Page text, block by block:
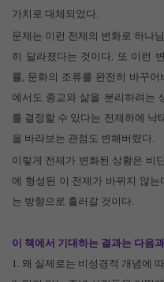
가치로 대체되었다
문제는 이런 전제의 변화로 하나
히 달라졌다는 것이다
또 이런
률 문화의 조류를 완전히 바꾸어
에서도 종교와 삶을 분리하려는
를 결정할 수 있다는 전제하에 낙
을 바라보는 관점도 변해버렸다
이렇게 전제가 변화된 상황은 비
에 형성된 이 전제가 바뀌지 않는
는 방향으로 흘러갈 것이다
이 책에서 기대하는 결과는 다음
1. 왜 실제로는 비성경적 개념에